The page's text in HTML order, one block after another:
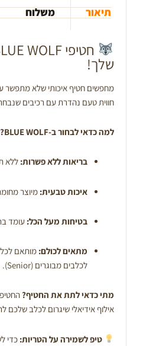
טבולות
בקרם
ברווז
ושמן
גרם
תיאור משלוח
שלך!
מחפשים חטיף איכותי שלא מתפשר
חווית טעם נהדרת עם רכיבים
למה כדאי לבחור ב-BLUE WOLF?
בריאות ללא פשרות: ללא
איכות טבעית: מיוצר
בטיחות מעל הכל: עומד
מתאים לכולם: מותאם לכל
לכלבים מבוגרים (Senior).
מתי כדאי לתת את החטיף?
אילוף אידיאלי שיגרום לכלב שלכם
טיפ לשמירה על הטריות: כדי